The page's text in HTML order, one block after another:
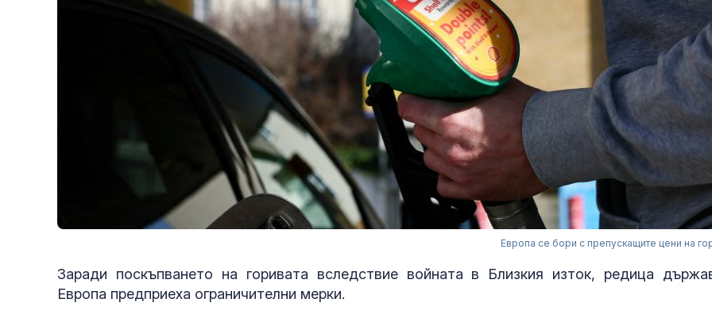
Европа се бори с препускащите цени на
Заради поскъпването на горивата вследствие войната в Близкия изток, редица
Европа предприеха ограничителни мерки.